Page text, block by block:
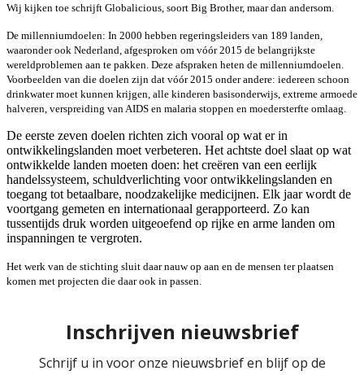
Wij kijken toe schrijft Globalicious, soort Big Brother, maar dan andersom.
De millenniumdoelen: In 2000 hebben regeringsleiders van 189 landen,
waaronder ook Nederland, afgesproken om vóór 2015 de belangrijkste
wereldproblemen aan te pakken. Deze afspraken heten de millenniumdoelen.
Voorbeelden van die doelen zijn dat vóór 2015 onder andere: iedereen schoon
drinkwater moet kunnen krijgen, alle kinderen basisonderwijs, extreme armoede
halveren, verspreiding van AIDS en malaria stoppen en moedersterfte omlaag.
De eerste zeven doelen richten zich vooral op wat er in
ontwikkelingslanden moet verbeteren. Het achtste doel slaat op wat
ontwikkelde landen moeten doen: het creëren van een eerlijk
handelssysteem, schuldverlichting voor ontwikkelingslanden en
toegang tot betaalbare, noodzakelijke medicijnen. Elk jaar wordt de
voortgang gemeten en internationaal gerapporteerd. Zo kan
tussentijds druk worden uitgeoefend op rijke en arme landen om
inspanningen te vergroten.
Het werk van de stichting sluit daar nauw op aan en de mensen ter plaatsen
komen met projecten die daar ook in passen.